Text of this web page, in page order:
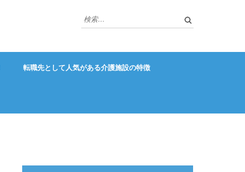
検
索:
転職先として人気がある介護施設の特徴